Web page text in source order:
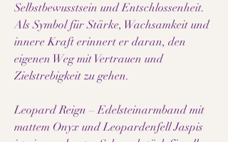
Selbstbewusstsein und Entschlossenheit.
Als Symbol für Stärke, Wachsamkeit und
innere Kraft erinnert er daran, den
eigenen Weg mit Vertrauen und
Zielstrebigkeit zu gehen.
Leopard Reign – Edelsteinarmband mit
mattem Onyx und Leopardenfell Jaspis